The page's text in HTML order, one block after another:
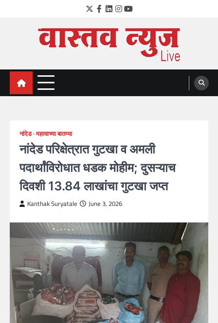
Twitter
Facebook
LinkedIn
Instagram
YouTube
VastavNEWSLive.com
a leading NEWS portal of Maharahstra
नांदेड महत्वाच्या बातम्या
नांदेड परिक्षेत्रात गुटखा व अमली
पदार्थांविरोधात धडक मोहीम; दुसऱ्याच
दिवशी 13.84 लाखांचा गुटखा जप्त
Kanthak Suryatale June 3, 2026